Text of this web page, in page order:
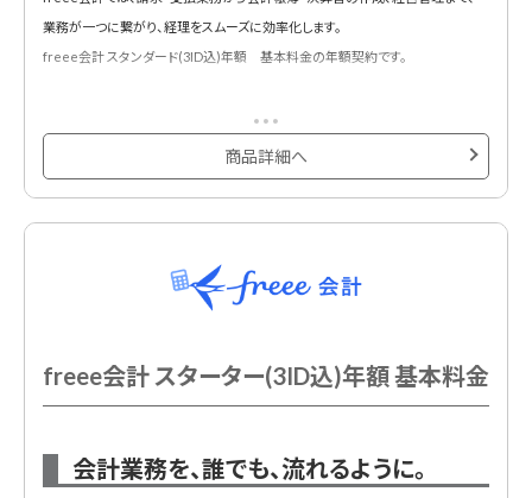
業務が一つに繋がり、経理をスムーズに効率化します。
freee会計 スタンダード(3ID込)年額 基本料金の年額契約です。
商品詳細へ
freee会計 スターター(3ID込)年額 基本料金
会計業務を、誰でも、流れるように。